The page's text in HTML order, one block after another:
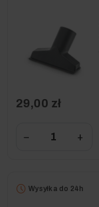
29,00 zł
− +
Wysyłka do 24h